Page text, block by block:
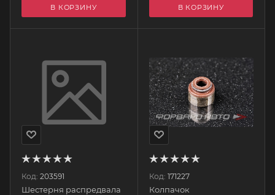
В КОРЗИНУ В КОРЗИНУ
Код: 203591
Шестерня распредвала
Код: 171227
Колпачок